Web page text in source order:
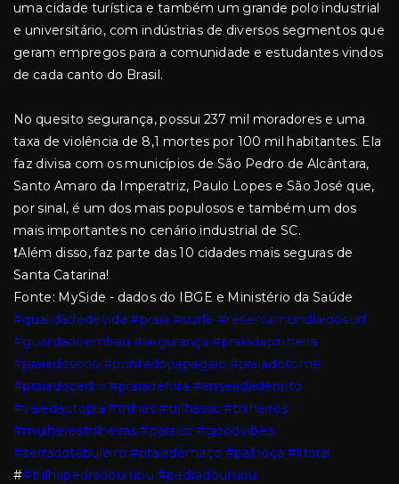
uma cidade turística e também um grande polo industrial
e universitário, com indústrias de diversos segmentos que
geram empregos para a comunidade e estudantes vindos
de cada canto do Brasil.
No quesito segurança, possui 237 mil moradores e uma
taxa de violência de 8,1 mortes por 100 mil habitantes. Ela
faz divisa com os municípios de São Pedro de Alcântara,
Santo Amaro da Imperatriz, Paulo Lopes e São José que,
por sinal, é um dos mais populosos e também um dos
mais importantes no cenário industrial de SC.
❗Além disso, faz parte das 10 cidades mais seguras de
Santa Catarina!
Fonte: MySide - dados do IBGE e Ministério da Saúde
#qualidadedevida #praia #surfe #reservamundialdosurf
#guardadoembau #segurança #praiadapinheira
#praiadosono #pontadopapagaio #praiadotomé
#praiadocedro #praiadefora #enseadadebrito
#valedautopia #trilhas#trilhassc #trilheiros
#mulherestrilheiras #paraiso #goodvibes
#serradotabuleiro #praiadomaço #palhoça #litoral
##trilhapedradourubu #pedradourubu